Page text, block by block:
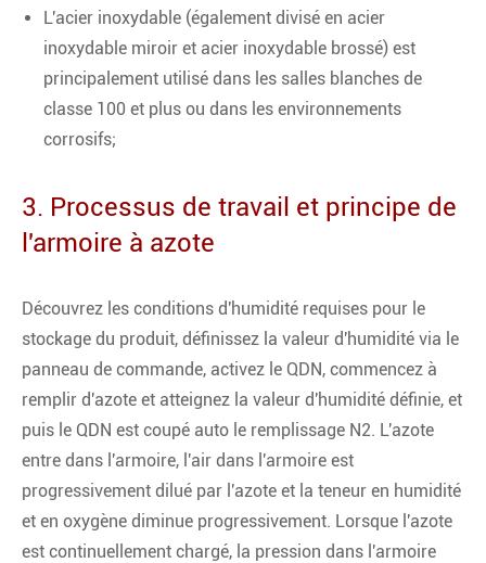
L'acier inoxydable (également divisé en acier
inoxydable miroir et acier inoxydable brossé) est
principalement utilisé dans les salles blanches de
classe 100 et plus ou dans les environnements
corrosifs;
3. Processus de travail et principe de
l'armoire à azote
Découvrez les conditions d'humidité requises pour le
stockage du produit, définissez la valeur d'humidité via le
panneau de commande, activez le QDN, commencez à
remplir d'azote et atteignez la valeur d'humidité définie, et
puis le QDN est coupé auto le remplissage N2. L'azote
entre dans l'armoire, l'air dans l'armoire est
progressivement dilué par l'azote et la teneur en humidité
et en oxygène diminue progressivement. Lorsque l'azote
est continuellement chargé, la pression dans l'armoire